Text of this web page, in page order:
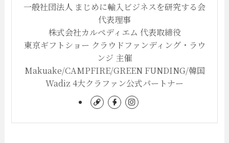
一般社団法人 まじめに輸入ビジネスを研究する会
代表理事
株式会社カルペディエム 代表取締役
東京ギフトショー クラウドファンディング・ラウ
ンジ 主催
Makuake/CAMPFIRE/GREEN FUNDING/韓国
Wadiz 4大クラファン公式パートナー